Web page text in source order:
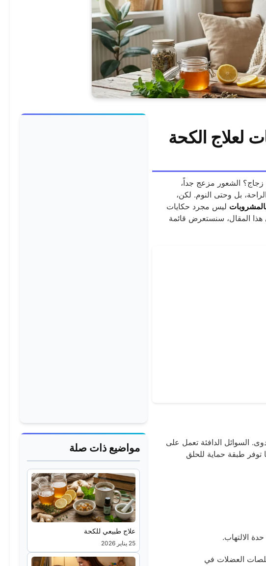
لعلاج الكحة
الشعور مزعج جداً،
بل وحتى النوم. لكن،
ليس مجرد حكايات
هذا المقال، سنستعرض قائمة
السوائل الدافئة تعمل على
توفر طبقة حماية للحلق
الالتهاب.
العضلات في
مواضيع ذات صلة
علاج طبيعي للكحة
25 يناير 2026